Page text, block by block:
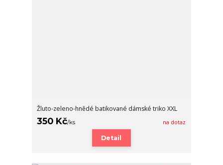
Žluto-zeleno-hnědé batikované dámské triko XXL
350 Kč/ks na dotaz
Detail